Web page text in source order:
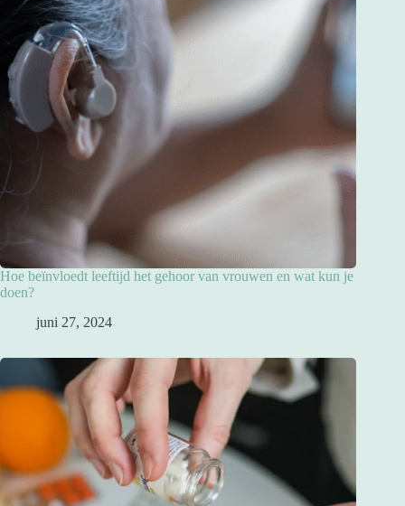
Hoe beïnvloedt leeftijd het gehoor van vrouwen en wat kun je
doen?
juni 27, 2024